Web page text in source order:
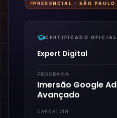
PRESENCIAL ·SÃO PAULO
CERTIFICADO OFICIAL
Expert Digital
PROGRAMA
Imersão Google
Avançado
CARGA: 21H